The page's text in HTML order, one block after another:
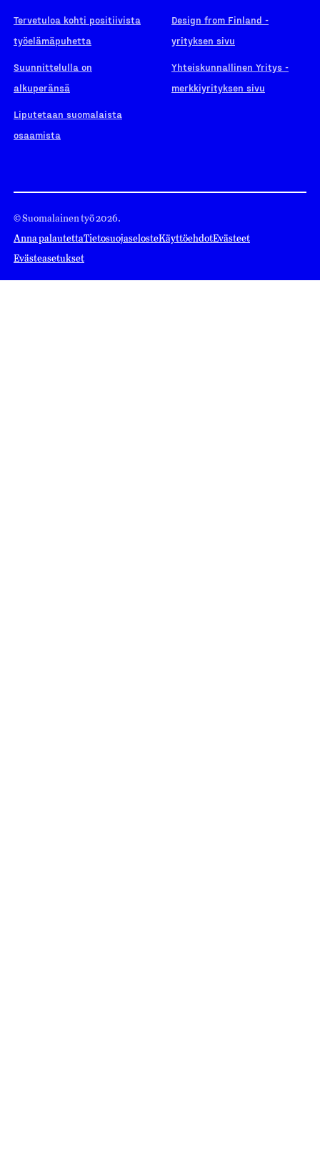
Tervetuloa kohti positiivista
työelämäpuhetta
Suunnittelulla on
alkuperänsä
Liputetaan suomalaista
osaamista
Design from Finland -
yrityksen sivu
Yhteiskunnallinen Yritys -
merkkiyrityksen sivu
© Suomalainen työ 2026.
Anna palautettaTietosuojaselosteKäyttöehdotEvästeet
Evästeasetukset